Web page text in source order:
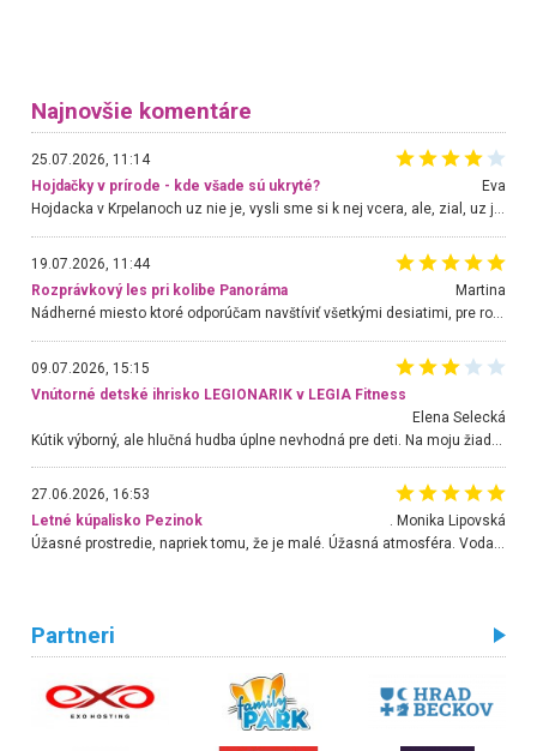
Najnovšie komentáre
25.07.2026, 11:14
Hojdačky v prírode - kde všade sú ukryté?
Eva
Hojdacka v Krpelanoch uz nie je, vysli sme si k nej vcera, ale, zial, uz je znicena. Ak sem planujete cestu len kvoli hojdacke, mozete si ju usetrit. Krasny vyhlad je tu vsak aj bez hojdacky :-)
19.07.2026, 11:44
Rozprávkový les pri kolibe Panoráma
Martina
Nádherné miesto ktoré odporúčam navštíviť všetkými desiatimi, pre rodiny s deťmi, dôchodcom... Proste a jednoducho ozaj rozprávkový les.. určite ešte prídeme. Odniesli sme si na pamiatku krásne tričká,
09.07.2026, 15:15
Vnútorné detské ihrisko LEGIONARIK v LEGIA Fitness
Elena Selecká
27.06.2026, 16:53
Letné kúpalisko Pezinok
. Monika Lipovská
Úžasné prostredie, napriek tomu, že je malé. Úžasná atmosféra. Voda fantastická a nádherná. Ľudí je pomerne veľa, ale su mili a ohľaduplní. Je veľmi zaujímavé sledovať, ako dokážu spolu športovať cudzí ľudia a bez ohľadu na vek. Vládne tu pohoda. Vnuka neviem dostať z vody. Ďakujem za krásny deň . Urcite sa sem vrátim. Jediný problém je s parkovaním, ale aj ten sa mi podarilo vyriešiť. Monika Bratislava
Partneri